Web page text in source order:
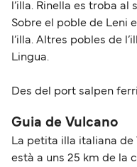
l’illa. Rinella es troba
Sobre el poble de Leni
l’illa. Altres pobles de
Lingua.
Des del port salpen
Guia de Vulcano
La petita illa italiana de
està a uns 25 km de la